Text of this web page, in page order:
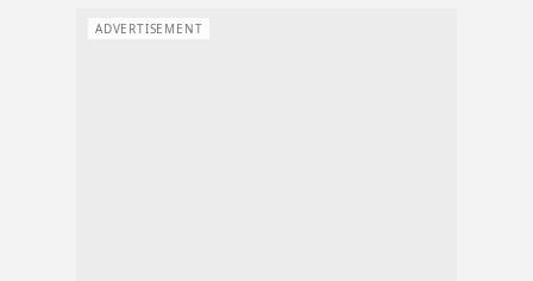
ADVERTISEMENT